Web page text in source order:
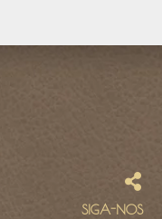
SIGA-NOS